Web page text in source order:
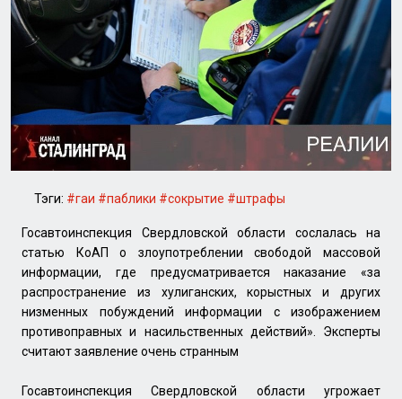
Тэги: #гаи #паблики #сокрытие #штрафы
Госавтоинспекция Свердловской области сослалась на
статью КоАП о злоупотреблении свободой массовой
информации, где предусматривается наказание «за
распространение из хулиганских, корыстных и других
низменных побуждений информации с изображением
противоправных и насильственных действий». Эксперты
считают заявление очень странным
Госавтоинспекция Свердловской области угрожает